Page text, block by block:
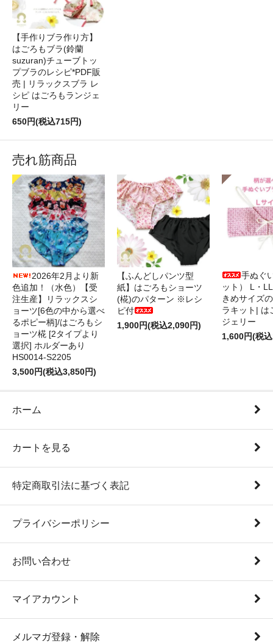
【手作りブラ作り方】
はごろもブラ(鈴蘭
suzuran)チューブトッ
プブラのレシピ*PDF販
売 | リラックスブラ レ
シピ はごろもランジェ
リー
650円(税込715円)
売れ筋商品
2026年2月より新
色追加！（水色）【受
注生産】リラックスシ
ョーツ[6色の中から選べ
るポピー柄]/はごろもシ
ョーツ椛 [2タイプより
選択] ホルダーあり
HS0014-S2205
3,500円(税込3,850円)
【ふんどしパンツ型
紙】はごろもショーツ
(椛)のパターン ※レシ
ピ付
1,900円(税込2,090円)
手ぬぐ
ット） L・
きめサイズ
ラキット| は
ジェリー
1,600円(税
ホーム
カートを見る
特定商取引法に基づく表記
プライバシーポリシー
お問い合わせ
マイアカウント
メルマガ登録・解除